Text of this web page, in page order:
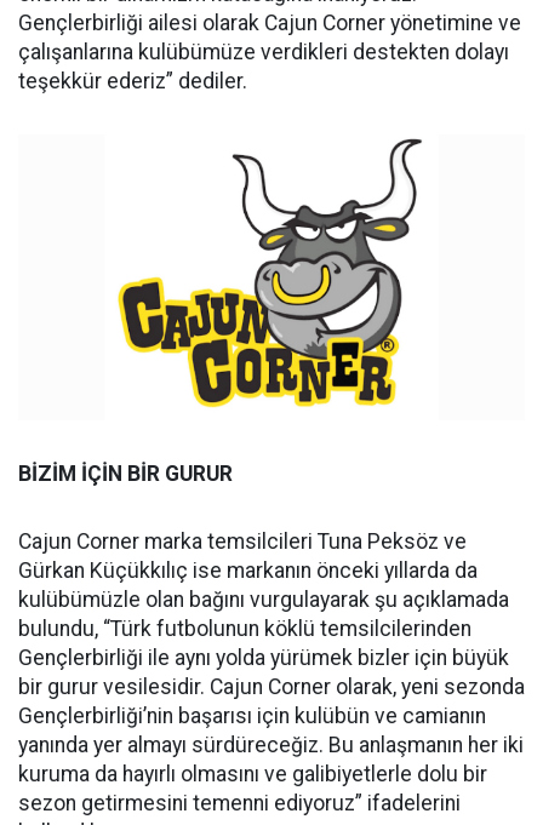
Gençlerbirliği ailesi olarak Cajun Corner yönetimine ve
çalışanlarına kulübümüze verdikleri destekten dolayı
teşekkür ederiz” dediler.
BİZİM İÇİN BİR GURUR
Cajun Corner marka temsilcileri Tuna Peksöz ve
Gürkan Küçükkılıç ise markanın önceki yıllarda da
kulübümüzle olan bağını vurgulayarak şu açıklamada
bulundu, “Türk futbolunun köklü temsilcilerinden
Gençlerbirliği ile aynı yolda yürümek bizler için büyük
bir gurur vesilesidir. Cajun Corner olarak, yeni sezonda
Gençlerbirliği’nin başarısı için kulübün ve camianın
yanında yer almayı sürdüreceğiz. Bu anlaşmanın her iki
kuruma da hayırlı olmasını ve galibiyetlerle dolu bir
sezon getirmesini temenni ediyoruz” ifadelerini